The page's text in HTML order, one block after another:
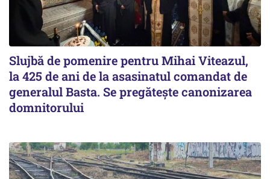
Slujbă de pomenire pentru Mihai Viteazul,
la 425 de ani de la asasinatul comandat de
generalul Basta. Se pregătește canonizarea
domnitorului